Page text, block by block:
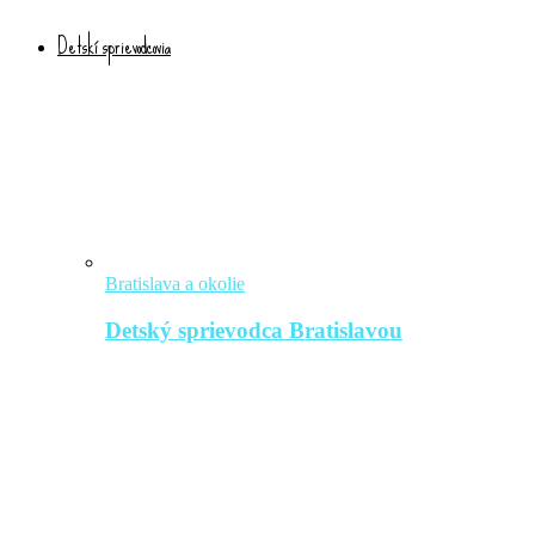
Detskí sprievodcovia
Bratislava a okolie
Detský sprievodca Bratislavou